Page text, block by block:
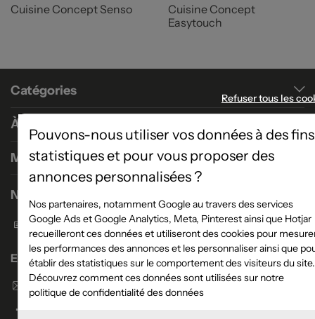
Cuisine Concept Senso
Cuisine Concept
Easytouch
Catégories
À propos
Magasins
Nous contacter
Formulaire de contact
Enseigne Atlas Home
Envoyer un email
Refuser tous les
Pouvons-nous utiliser vos données à des fins
statistiques et pour vous proposer des
annonces personnalisées ?
Nos partenaires, notamment Google au travers des services
Google Ads et Google Analytics, Meta, Pinterest ainsi que Hotjar
recueilleront ces données et utiliseront des cookies pour
les performances des annonces et les personnaliser ainsi que
établir des statistiques sur le comportement des visiteurs du site.
Découvrez comment ces données sont utilisées sur notre
politique de confidentialité des données